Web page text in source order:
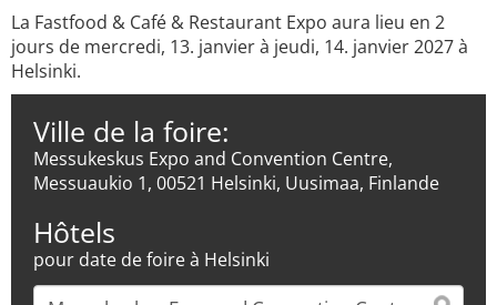
La Fastfood & Café & Restaurant Expo aura lieu en 2
jours de mercredi, 13. janvier à jeudi, 14. janvier 2027 à
Helsinki.
Ville de la foire:
Messukeskus Expo and Convention Centre,
Messuaukio 1, 00521 Helsinki, Uusimaa, Finlande
Hôtels
pour date de foire à Helsinki